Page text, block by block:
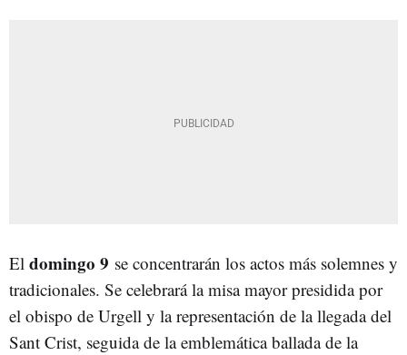
El domingo 9 se concentrarán los actos más solemnes y
tradicionales. Se celebrará la misa mayor presidida por
el obispo de Urgell y la representación de la llegada del
Sant Crist, seguida de la emblemática ballada de la